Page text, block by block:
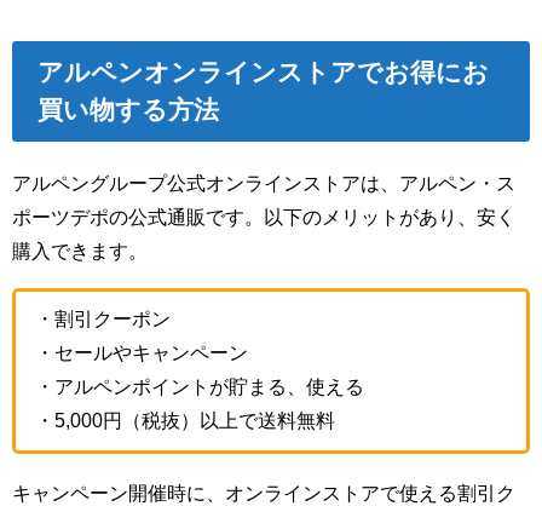
アルペンオンラインストアでお得にお
買い物する方法
アルペングループ公式オンラインストアは、アルペン・ス
ポーツデポの公式通販です。以下のメリットがあり、安く
購入できます。
・割引クーポン
・セールやキャンペーン
・アルペンポイントが貯まる、使える
・5,000円（税抜）以上で送料無料
キャンペーン開催時に、オンラインストアで使える割引ク